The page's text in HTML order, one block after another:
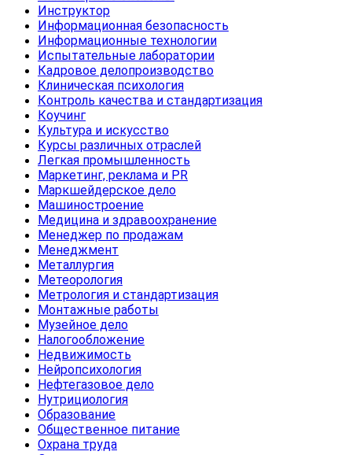
Инструктор
Информационная безопасность
Информационные технологии
Испытательные лаборатории
Кадровое делопроизводство
Клиническая психология
Контроль качества и стандартизация
Коучинг
Культура и искусство
Курсы различных отраслей
Легкая промышленность
Маркетинг, реклама и PR
Маркшейдерское дело
Машиностроение
Медицина и здравоохранение
Менеджер по продажам
Менеджмент
Металлургия
Метеорология
Метрология и стандартизация
Монтажные работы
Музейное дело
Налогообложение
Недвижимость
Нейропсихология
Нефтегазовое дело
Нутрициология
Образование
Общественное питание
Охрана труда